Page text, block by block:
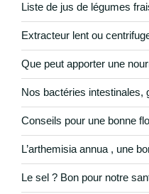
Liste de jus de légumes
Extracteur lent ou
Que peut apporter une
Nos bactéries intestinales,
Conseils pour une bonne
L’arthemisia annua , une
Le sel ? Bon pour notre